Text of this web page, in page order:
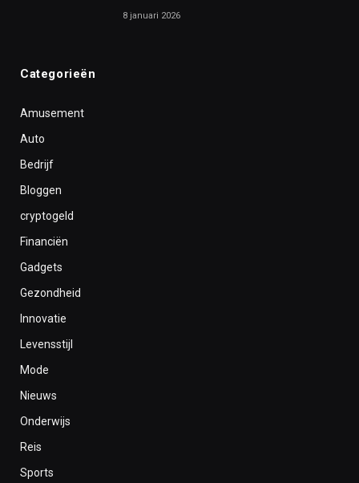
8 januari 2026
Categorieën
Amusement
Auto
Bedrijf
Bloggen
cryptogeld
Financiën
Gadgets
Gezondheid
Innovatie
Levensstijl
Mode
Nieuws
Onderwijs
Reis
Sports